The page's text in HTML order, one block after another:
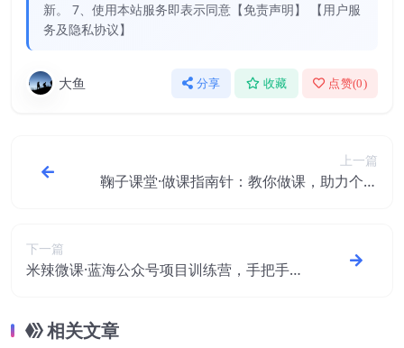
新。 7、使用本站服务即表示同意【免责声明】 【用户服
务及隐私协议】
大鱼 分享 收藏 点赞(0)
上一篇
鞠子课堂·做课指南针：教你做课，助力个人
下一篇
米辣微课·蓝海公众号项目训练营，手把手教
相关文章